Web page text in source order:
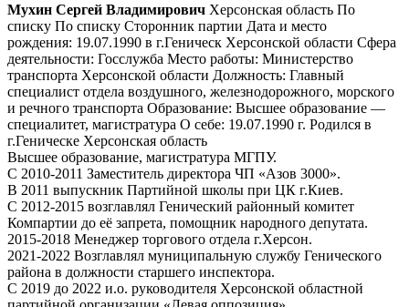
Мухин Сергей Владимирович Херсонская область По
списку По списку Сторонник партии Дата и место
рождения: 19.07.1990 в г.Геническ Херсонской области Сфера
деятельности: Госслужба Место работы: Министерство
транспорта Херсонской области Должность: Главный
специалист отдела воздушного, железнодорожного, морского
и речного транспорта Образование: Высшее образование —
специалитет, магистратура О себе: 19.07.1990 г. Родился в
г.Геническе Херсонская область
Высшее образование, магистратура МГПУ.
С 2010-2011 Заместитель директора ЧП «Азов 3000».
В 2011 выпускник Партийной школы при ЦК г.Киев.
С 2012-2015 возглавлял Генический районный комитет
Компартии до её запрета, помощник народного депутата.
2015-2018 Менеджер торгового отдела г.Херсон.
2021-2022 Возглавлял муниципальную службу Генического
района в должности старшего инспектора.
С 2019 до 2022 и.о. руководителя Херсонской областной